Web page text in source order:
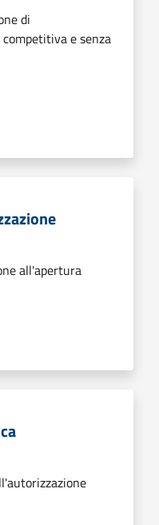
di
e senza
all'apertura